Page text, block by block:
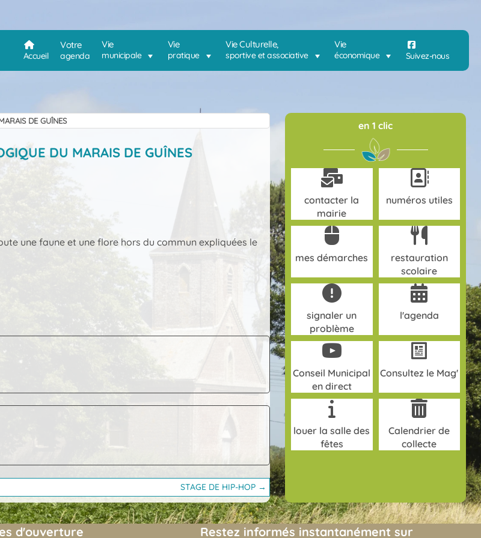
Accueil
Votre
agenda
Vie
municipale
Vie
pratique
Vie Culturelle,
sportive et associative
Vie
économique Suivez-nous
DE GUÎNES
DU MARAIS DE GUÎNES
une faune et une flore hors du commun expliquées le
STAGE DE HIP-HOP →
en 1 clic
contacter la
mairie
numéros utiles
mes démarches
restauration
scolaire
signaler un
problème
l'agenda
Conseil Municipal
en direct
Consultez le Mag'
louer la salle des
fêtes
Calendrier de
collecte
d'ouverture Restez informés instantanément sur